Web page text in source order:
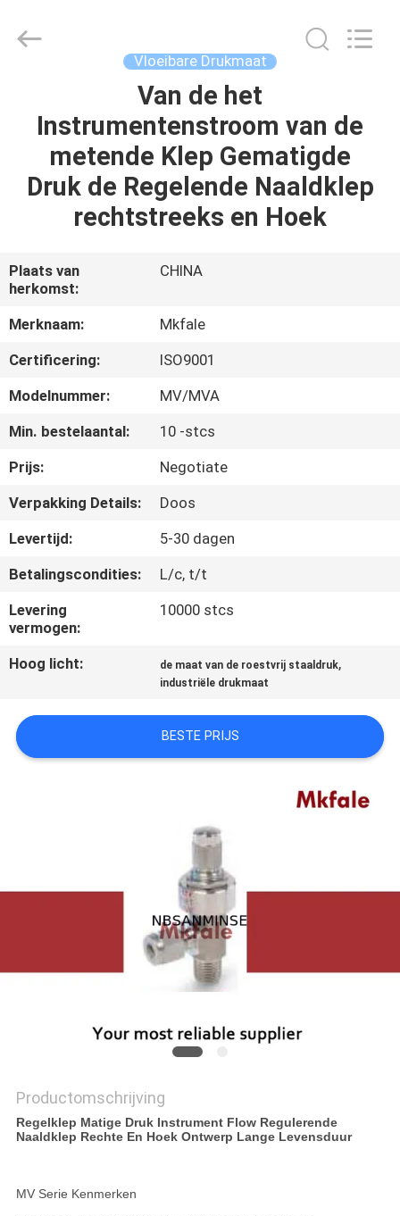
PRODUCTEN
ONGEVEER
FABRIEKSREIS
KWALITEITSCONTROLE
CONTACTEER
ONS
NIEUWS
VERZOEK
OM EEN
CITAAT
SITEMAP
PRIVACYBELEID
Export
Co.,Ltd..
Vloeibare Drukmaat
Van de het
Instrumentenstroom van de
metende Klep Gematigde
Druk de Regelende Naaldklep
rechtstreeks en Hoek
Plaats van
herkomst:
CHINA
Merknaam:
Mkfale
Certificering:
ISO9001
Modelnummer:
MV/MVA
Min. bestelaantal:
10 -stcs
Prijs:
Negotiate
Verpakking Details:
Doos
Levertijd:
5-30 dagen
Betalingscondities:
L/c, t/t
Levering
vermogen:
10000 stcs
Hoog licht: de maat van de roestvrij staaldruk,
industriële drukmaat
BESTE PRIJS
Productomschrijving
Regelklep Matige Druk Instrument Flow Regulerende
Naaldklep Rechte En Hoek Ontwerp Lange Levensduur
MV Serie Kenmerken